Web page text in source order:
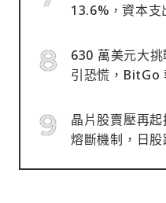
13.6%，資本
630 萬美元大
引恐慌，BitGo
晶片股賣壓再
熔斷機制，日